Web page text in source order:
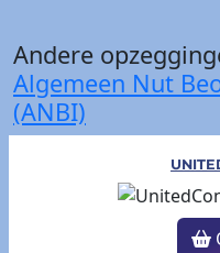
Andere
Algemeen Nut
(ANBI)